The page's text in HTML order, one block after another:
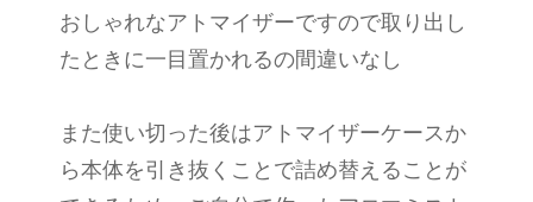
おしゃれなアトマイザーですので取り出し
たときに一目置かれるの間違いなし
また使い切った後はアトマイザーケースか
ら本体を引き抜くことで詰め替えることが